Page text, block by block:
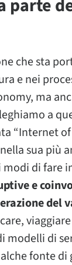
parte
che sta
e nei
ma
a
“Internet of
sua più
di fare
e
del
di
fonte di